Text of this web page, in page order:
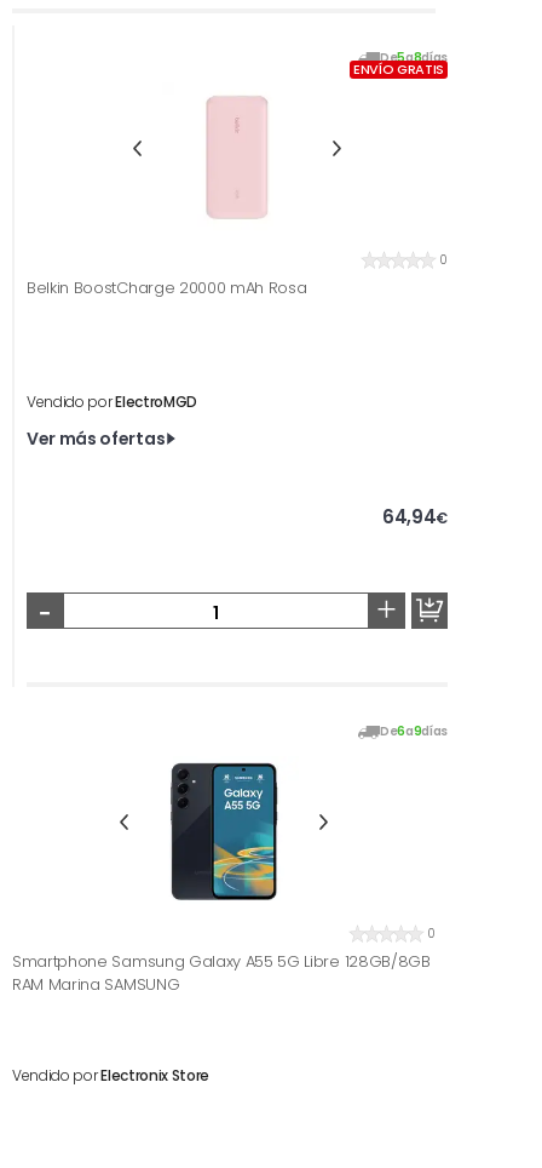
De5a8días
ENVÍO GRATIS
0
Belkin BoostCharge 20000 mAh Rosa
Vendido porElectroMGD
Ver más ofertas
64,94€
- +
De6a9días
0
Smartphone Samsung Galaxy A55 5G Libre 128GB/8GB
RAM Marina SAMSUNG
Vendido porElectronix Store